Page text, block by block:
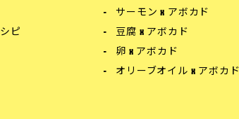
ピ
サーモン x アボカド
豆腐 x アボカド
卵 x アボカド
オリーブオイル x アボカド